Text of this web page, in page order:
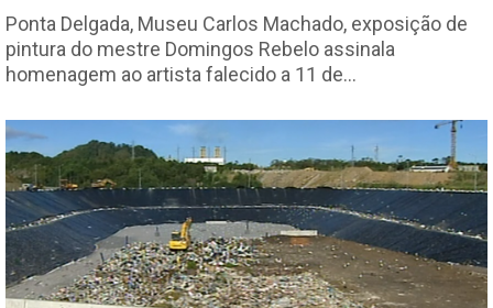
Ponta Delgada, Museu Carlos Machado, exposição de
pintura do mestre Domingos Rebelo assinala
homenagem ao artista falecido a 11 de…